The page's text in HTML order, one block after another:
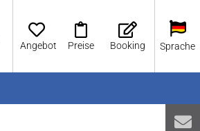
Angebot
Preise Booking Sprache